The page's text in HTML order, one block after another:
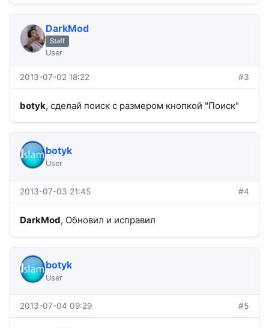
DarkMod
Staff
User
2013-07-02 18:22 #3
botyk, сделай поиск с размером кнопкой "Поиск"
botyk
User
2013-07-03 21:45 #4
DarkMod, Обновил и исправил
botyk
User
2013-07-04 09:29 #5